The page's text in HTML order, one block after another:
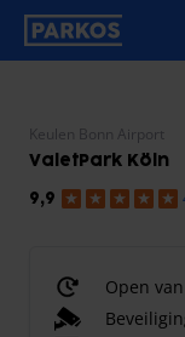
label-voor-primaire-
Keulen Bonn Airport
ValetPark Köln
9,9
Open